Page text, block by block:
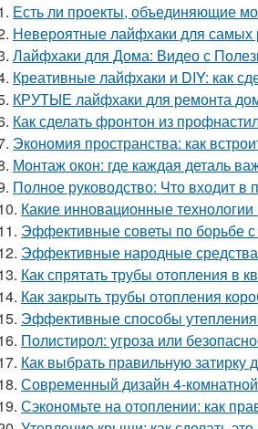
Есть ли проекты, объединяющие
Невероятные лайфхаки для самых
Лайфхаки для Дома: Видео с
Креативные лайфхаки и DIY: как
КРУТЫЕ лайфхаки для ремонта
Как сделать фронтон из
Экономия пространства: как
Монтаж окон: где каждая деталь
Полное руководство: Что входит в
Какие инновационные
Эффективные советы по борьбе с
Эффективные народные
Как спрятать трубы отопления в
Как закрыть трубы отопления
Эффективные способы
Полистирол: угроза или
Как выбрать правильную затирку
Современный дизайн 4-
Сэкономьте на отоплении: как